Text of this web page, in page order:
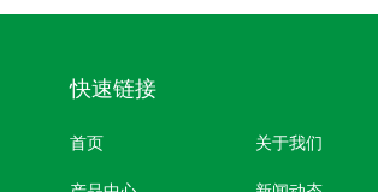
快速链接
首页 关于我们